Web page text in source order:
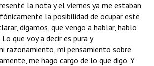
- Registro
- Registro
intercultural
la nota y el viernes ya me estaban
la posibilidad de ocupar este
digamos, que vengo a hablar, hablo
que voy a decir es pura y
razonamiento, mi pensamiento sobre
me hago cargo de lo que digo. Y